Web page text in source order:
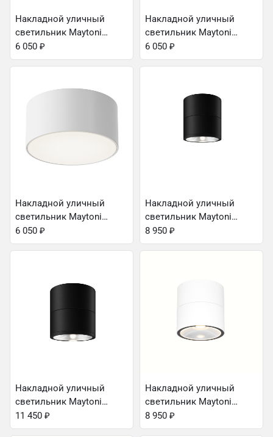
Накладной уличный
светильник Maytoni
O430CL-L15B3K
6 050 ₽
Накладной уличный
светильник Maytoni
O430CL-L15W3K
6 050 ₽
Накладной уличный
светильник Maytoni
O430CL-L15W4K
6 050 ₽
Накладной уличный
светильник Maytoni
O310CL-L7GF3K
8 950 ₽
Накладной уличный
светильник Maytoni
O310CL-L12GF3K
11 450 ₽
Накладной уличный
светильник Maytoni
O310CL-L7W3K
8 950 ₽